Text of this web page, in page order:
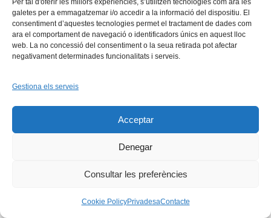
Per tal d'oferir les millors experiències, s’utilitzen tecnologies com ara les
galetes per a emmagatzemar i/o accedir a la informació del dispositiu. El
consentiment d’aquestes tecnologies permet el tractament de dades com
ara el comportament de navegació o identificadors únics en aquest lloc
web. La no concessió del consentiment o la seua retirada pot afectar
negativament determinades funcionalitats i serveis.
Gestiona els serveis
Acceptar
Denegar
Consultar les preferències
Cookie PolicyPrivadesaContacte
Copyright © 2026 - Xarxa Vives d'Universitats